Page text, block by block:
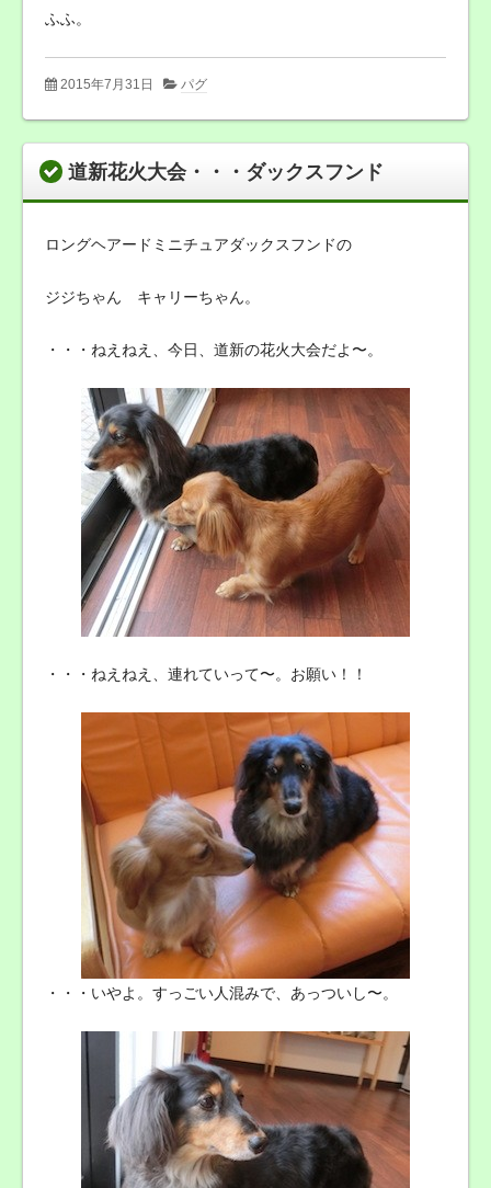
ふふ。
2015年7月31日 パグ
道新花火大会・・・ダックスフンド
ロングヘアードミニチュアダックスフンドの
ジジちゃん キャリーちゃん。
・・・ねえねえ、今日、道新の花火大会だよ〜。
・・・ねえねえ、連れていって〜。お願い！！
・・・いやよ。すっごい人混みで、あっついし〜。